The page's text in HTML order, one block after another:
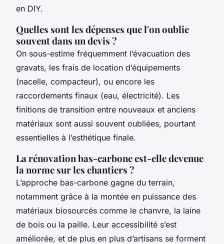
en DIY.
Quelles sont les dépenses que l'on oublie
souvent dans un devis ?
On sous-estime fréquemment l’évacuation des
gravats, les frais de location d’équipements
(nacelle, compacteur), ou encore les
raccordements finaux (eau, électricité). Les
finitions de transition entre nouveaux et anciens
matériaux sont aussi souvent oubliées, pourtant
essentielles à l’esthétique finale.
La rénovation bas-carbone est-elle devenue
la norme sur les chantiers ?
L’approche bas-carbone gagne du terrain,
notamment grâce à la montée en puissance des
matériaux biosourcés comme le chanvre, la laine
de bois ou la paille. Leur accessibilité s’est
améliorée, et de plus en plus d’artisans se forment